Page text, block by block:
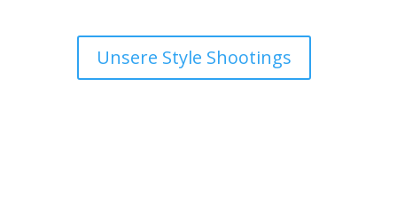
Unsere Style Shootings